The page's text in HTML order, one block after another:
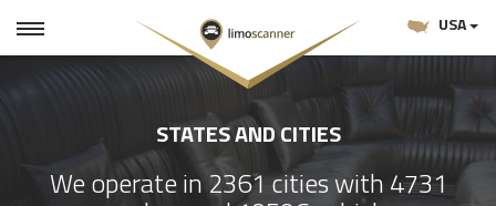
USA
STATES AND CITIES
We operate in 2361 cities with 4731